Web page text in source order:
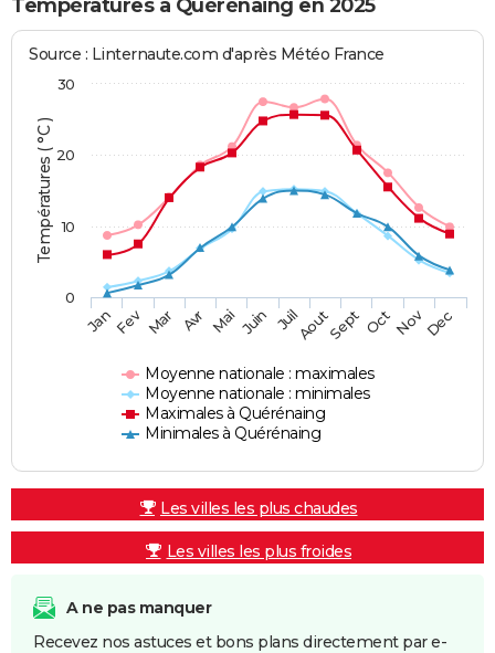
Températures à Quérénaing en 2025
Températures ( °C )
Source : Linternaute.com d'après Météo France
Moyenne nationale : maximales
Moyenne nationale : minimales
Maximales à Quérénaing
Minimales à Quérénaing
JanFev Mar Avr Mai Juin JuilAoutSept OctNovDec
0
10
20
30
Les villes les plus chaudes
Les villes les plus froides
A ne pas manquer
Recevez nos astuces et bons plans directement par e-